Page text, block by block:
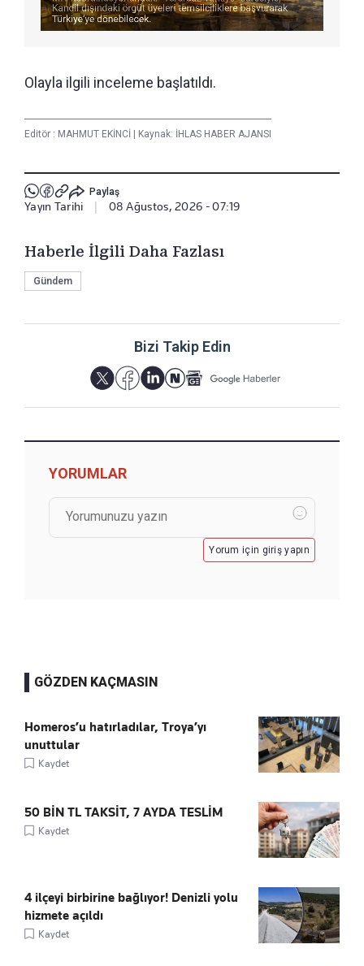
Olayla ilgili inceleme başlatıldı.
Editör : MAHMUT EKİNCİ | Kaynak: İHLAS HABER AJANSI
Paylaş
Yayın Tarihi 08 Ağustos, 2026 - 07:19
Haberle İlgili Daha Fazlası
Gündem
Bizi Takip Edin
YORUMLAR
Yorum için giriş yapın
GÖZDEN KAÇMASIN
Homeros’u hatırladılar, Troya’yı
unuttular
Kaydet
50 BİN TL TAKSİT, 7 AYDA TESLİM
Kaydet
4 ilçeyi birbirine bağlıyor! Denizli yolu
hizmete açıldı
Kaydet